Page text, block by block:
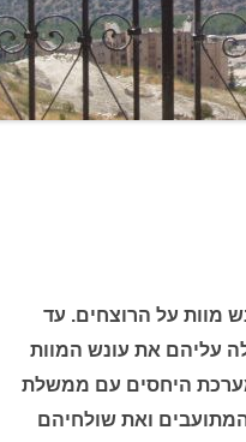
מוות על הרוצחים. עד
עליהם את עונש המוות
היחסים עם ממשלת
ואת שולחיהם